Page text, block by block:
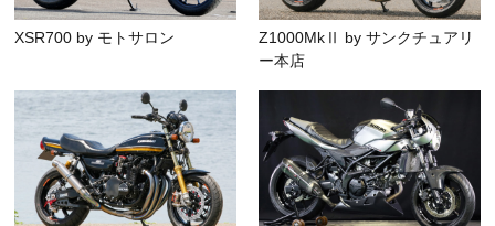
XSR700 by モトサロン
Z1000MkⅡ by サンクチュアリ
ー本店